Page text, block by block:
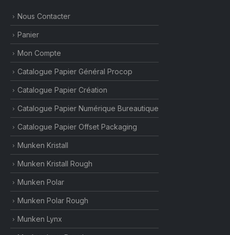
Nous Contacter
Panier
Mon Compte
Catalogue Papier Général Procop
Catalogue Papier Création
Catalogue Papier Numérique Bureautique
Catalogue Papier Offset Packaging
Munken Kristall
Munken Kristall Rough
Munken Polar
Munken Polar Rough
Munken Lynx